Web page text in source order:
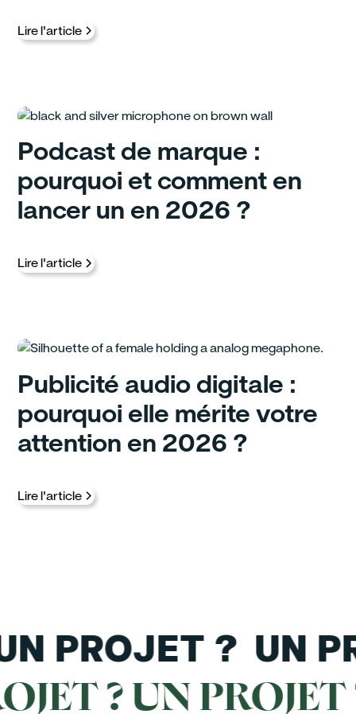
Lire l'article
Podcast de marque :
pourquoi et comment en
lancer un en 2026 ?
Lire l'article
Publicité audio digitale :
pourquoi elle mérite votre
attention en 2026 ?
Lire l'article
PROJET ? UN
? UN PROJET